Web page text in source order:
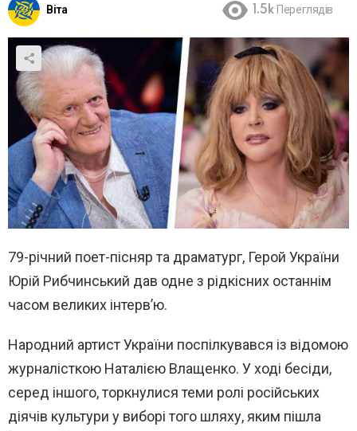
Віта 1.5k Переглядів
79-річний поет-пісняр та драматург, Герой України
Юрій Рибчинський дав одне з рідкісних останнім
часом великих інтерв’ю.
Народний артист України поспілкувався із відомою
журналісткою Наталією Влащенко. У ході бесіди,
серед іншого, торкнулися теми ролі російських
діячів культури у виборі того шляху, яким пішла